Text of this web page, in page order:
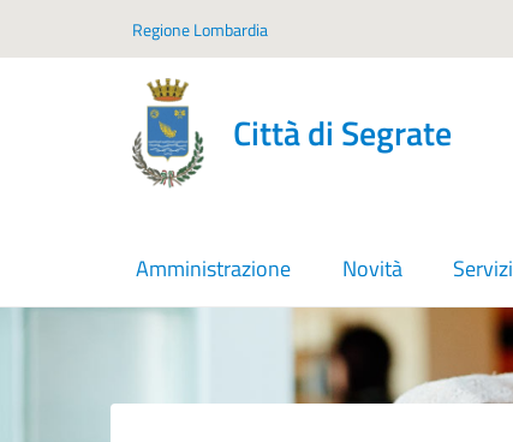
Regione Lombardia
Città di Segrate
Amministrazione Novità Servizi